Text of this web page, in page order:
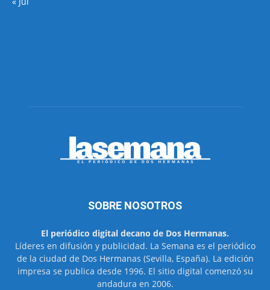
SOBRE NOSOTROS
El periódico digital decano de Dos Hermanas.
Líderes en difusión y publicidad. La Semana es el periódico
de la ciudad de Dos Hermanas (Sevilla, España). La edición
impresa se publica desde 1996. El sitio digital comenzó su
andadura en 2006.